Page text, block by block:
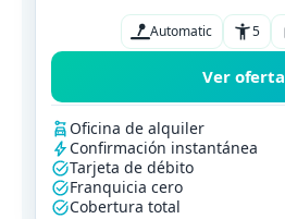
Automatic 5
Ver oferta
Oficina de alquiler
Confirmación instantánea
Tarjeta de débito
Franquicia cero
Cobertura total